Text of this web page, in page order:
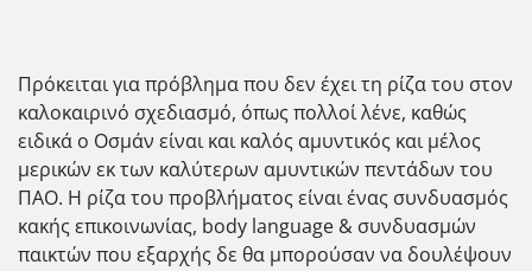
Πρόκειται για πρόβλημα που δεν έχει τη ρίζα του στον
καλοκαιρινό σχεδιασμό, όπως πολλοί λένε, καθώς
ειδικά ο Οσμάν είναι και καλός αμυντικός και μέλος
μερικών εκ των καλύτερων αμυντικών πεντάδων του
ΠΑΟ. Η ρίζα του προβλήματος είναι ένας συνδυασμός
κακής επικοινωνίας, body language & συνδυασμών
παικτών που εξαρχής δε θα μπορούσαν να δουλέψουν